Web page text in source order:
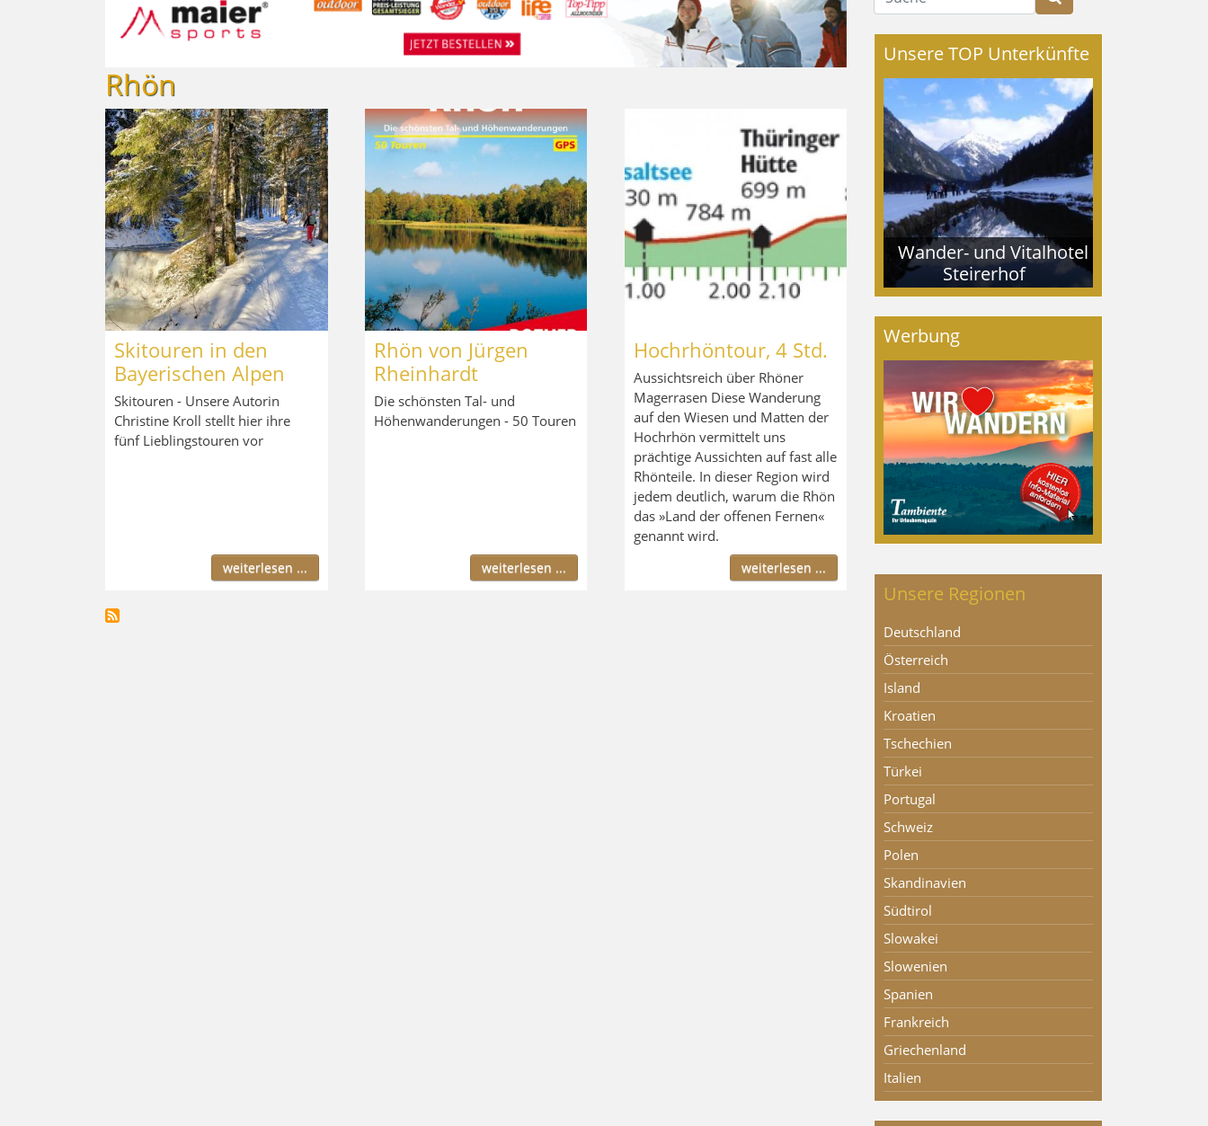
Rhön
Skitouren in den
Bayerischen Alpen
Skitouren - Unsere Autorin
Christine Kroll stellt hier ihre
fünf Lieblingstouren vor
weiterlesen ...
Rhön von Jürgen
Rheinhardt
Die schönsten Tal- und
Höhenwanderungen - 50 Touren
weiterlesen ...
Hochrhöntour, 4 Std.
Aussichtsreich über Rhöner
Magerrasen Diese Wanderung
auf den Wiesen und Matten der
Hochrhön vermittelt uns
prächtige Aussichten auf fast alle
Rhönteile. In dieser Region wird
jedem deutlich, warum die Rhön
das »Land der offenen Fernen«
genannt wird.
weiterlesen ...
Unsere TOP Unterkünfte
Wander- und Vitalhotel
Steirerhof
Werbung
Unsere Regionen
Deutschland
Österreich
Island
Kroatien
Tschechien
Türkei
Portugal
Schweiz
Polen
Skandinavien
Südtirol
Slowakei
Slowenien
Spanien
Frankreich
Griechenland
Italien